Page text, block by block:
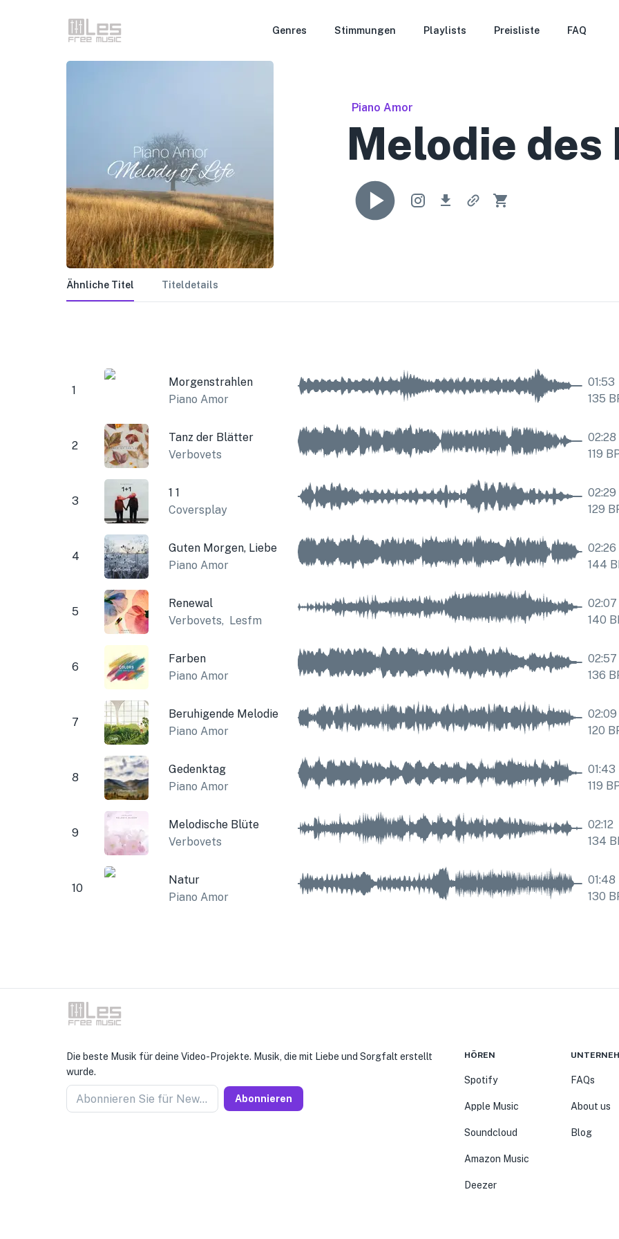
Genres Stimmungen Playlists Preisliste FAQ
Piano Amor
Melodie des
Ähnliche Titel Titeldetails
1
Morgenstrahlen
Piano Amor
01:53
135
2
Tanz der Blätter
Verbovets
02:28
119
3
1 1
Coversplay
02:29
129
4
Guten Morgen, Liebe
Piano Amor
02:26
144
5
Renewal
Verbovets, Lesfm
02:07
140
6
Farben
Piano Amor
02:57
136
7
Beruhigende Melodie
Piano Amor
02:09
120
8
Gedenktag
Piano Amor
01:43
119
9
Melodische Blüte
Verbovets
02:12
134
10
Natur
Piano Amor
01:48
130
Die beste Musik für deine Video-Projekte. Musik, die mit Liebe und Sorgfalt erstellt
wurde.
Abonnieren Sie für Newseller Abonnieren
HÖREN
Spotify
Apple Music
Soundcloud
Amazon Music
Deezer
FAQs
About us
Blog